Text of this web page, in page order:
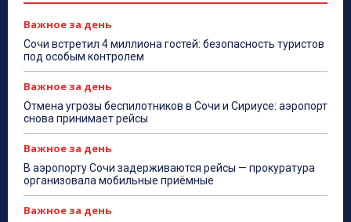
Важное за день
Сочи встретил 4 миллиона гостей: безопасность туристов
под особым контролем
Важное за день
Отмена угрозы беспилотников в Сочи и Сириусе: аэропорт
снова принимает рейсы
Важное за день
В аэропорту Сочи задерживаются рейсы — прокуратура
организовала мобильные приёмные
Важное за день